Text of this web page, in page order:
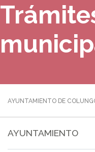
AYUNTAMIENTO DE
AYUNTAMIENTO